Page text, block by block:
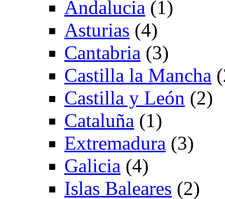
Andalucia (1)
Asturias (4)
Cantabria (3)
Castilla la Mancha
Castilla y León (2)
Cataluña (1)
Extremadura (3)
Galicia (4)
Islas Baleares (2)